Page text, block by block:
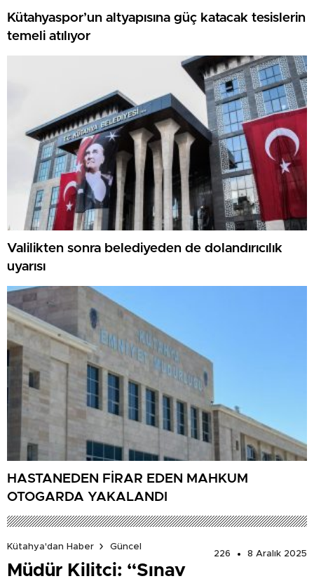
Kütahyaspor’un altyapısına güç katacak tesislerin
temeli atılıyor
Valilikten sonra belediyeden de dolandırıcılık
uyarısı
HASTANEDEN FİRAR EDEN MAHKUM
OTOGARDA YAKALANDI
Kütahya'dan Haber
Güncel
226
8 Aralık 2025
Müdür Kilitci: “Sınav